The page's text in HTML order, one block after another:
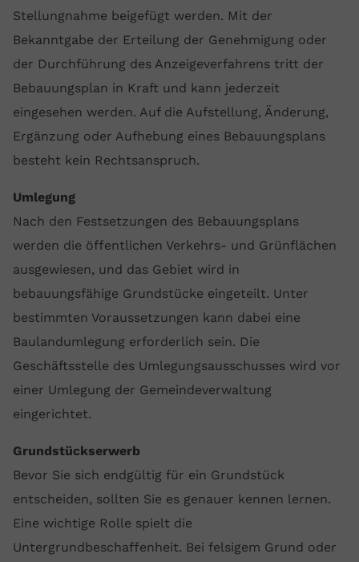
Stellungnahme beigefügt werden. Mit der
Bekanntgabe der Erteilung der Genehmigung oder
der Durchführung des Anzeigeverfahrens tritt der
Bebauungsplan in Kraft und kann jederzeit
eingesehen werden. Auf die Aufstellung, Änderung,
Ergänzung oder Aufhebung eines Bebauungsplans
besteht kein Rechtsanspruch.
Umlegung
Nach den Festsetzungen des Bebauungsplans
werden die öffentlichen Verkehrs- und Grünflächen
ausgewiesen, und das Gebiet wird in
bebauungsfähige Grundstücke eingeteilt. Unter
bestimmten Voraussetzungen kann dabei eine
Baulandumlegung erforderlich sein. Die
Geschäftsstelle des Umlegungsausschusses wird vor
einer Umlegung der Gemeindeverwaltung
eingerichtet.
Grundstückserwerb
Bevor Sie sich endgültig für ein Grundstück
entscheiden, sollten Sie es genauer kennen lernen.
Eine wichtige Rolle spielt die
Untergrundbeschaffenheit. Bei felsigem Grund oder